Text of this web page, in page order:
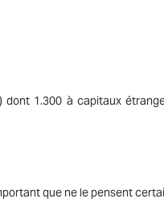
dont 1.300 à capitaux
que ne le pensent